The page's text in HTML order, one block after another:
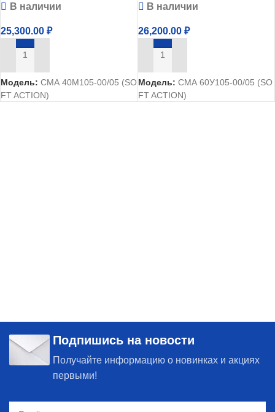
В наличии
25,300.00 ₽
В КОРЗИНУ
Модель: СМА 40М105-00/05 (SO
FT ACTION)
В наличии
26,200.00 ₽
В КОРЗИНУ
Модель: СМА 60У105-00/05 (SO
FT ACTION)
Подпишись на новости
Получайте информацию о новинках и акциях
первыми!